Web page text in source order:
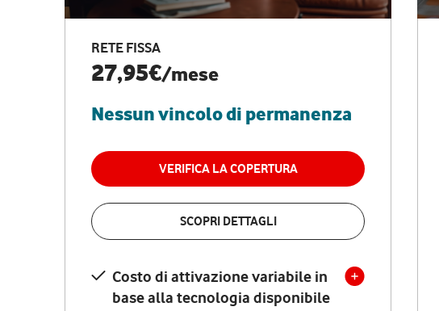
RETE FISSA
27,95€/mese
Nessun vincolo di permanenza
VERIFICA LA COPERTURA
SCOPRI DETTAGLI
Costo di attivazione variabile in
base alla tecnologia disponibile